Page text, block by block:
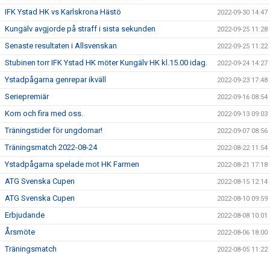
IFK Ystad HK vs Karlskrona Hästö 2022-09-30 14:47
Kungälv avgjorde på straff i sista sekunden 2022-09-25 11:28
Senaste resultaten i Allsvenskan 2022-09-25 11:22
Stubinen torr IFK Ystad HK möter Kungälv HK kl.15.00 idag. 2022-09-24 14:27
Ystadpågarna genrepar ikväll 2022-09-23 17:48
Seriepremiär 2022-09-16 08:54
Kom och fira med oss. 2022-09-13 09:03
Träningstider för ungdomar! 2022-09-07 08:56
Träningsmatch 2022-08-24 2022-08-22 11:54
Ystadpågarna spelade mot HK Farmen 2022-08-21 17:18
ATG Svenska Cupen 2022-08-15 12:14
ATG Svenska Cupen 2022-08-10 09:59
Erbjudande 2022-08-08 10:01
Årsmöte 2022-08-06 18:00
Träningsmatch 2022-08-05 11:22